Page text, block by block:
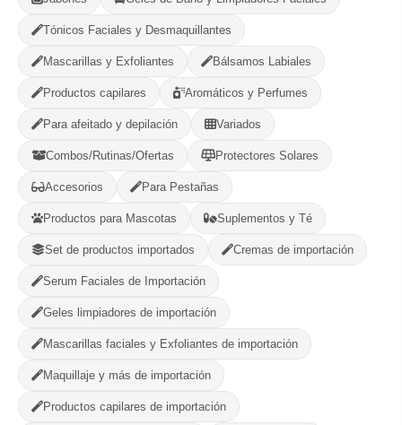
Tónicos Faciales y Desmaquillantes
Mascarillas y Exfoliantes Bálsamos Labiales
Productos capilares Aromáticos y Perfumes
Para afeitado y depilación Variados
Combos/Rutinas/Ofertas Protectores Solares
Accesorios Para Pestañas
Productos para Mascotas Suplementos y Té
Set de productos importados Cremas de importación
Serum Faciales de Importación
Geles limpiadores de importación
Mascarillas faciales y Exfoliantes de importación
Maquillaje y más de importación
Productos capilares de importación
Opciones de Envio
2 3
Selecciona tu ubicacion
MUNICIPIO
Categorías: Cuidado Personal
Favorito